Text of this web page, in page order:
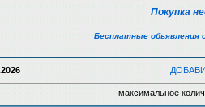
Покупка
Бесплатные объявления
максимальное